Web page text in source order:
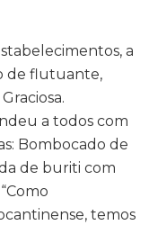
a
de flutuante,
a todos com
Bombocado de
de buriti com
temos